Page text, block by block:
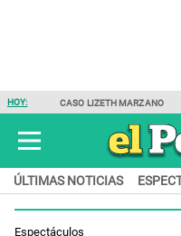
HOY: CASO LIZETH MARZANO
ÚLTIMAS NOTICIAS
Espectáculos